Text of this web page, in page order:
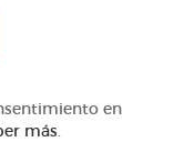
DOCS (2)
en
más.